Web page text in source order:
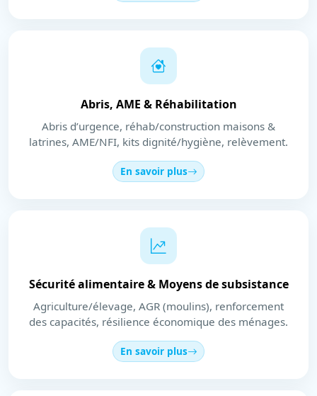
Abris, AME & Réhabilitation
Abris d’urgence, réhab/construction maisons &
latrines, AME/NFI, kits dignité/hygiène, relèvement.
En savoir plus
Sécurité alimentaire & Moyens de subsistance
Agriculture/élevage, AGR (moulins), renforcement
des capacités, résilience économique des ménages.
En savoir plus